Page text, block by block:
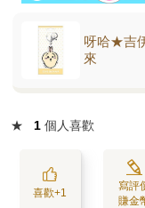
呀哈★吉
來
★ 1 個人喜歡
喜歡+1
寫評
賺金